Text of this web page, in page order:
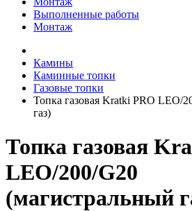
Выполненные работы
Монтаж
Камины
Каминные топки
Газовые топки
Топка газовая Kratki PRO LEO/
газ)
Топка газовая
LEO/200/G20
(магистральный